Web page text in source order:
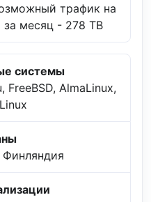
трафик на
за месяц - 278 TB
системы
FreeBSD, AlmaLinux,